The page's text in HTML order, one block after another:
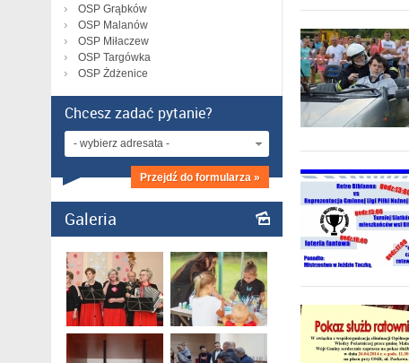
OSP Grąbków
OSP Malanów
OSP Miłaczew
OSP Targówka
OSP Żdżenice
Chcesz zadać pytanie?
- wybierz adresata -
Przejdź do formularza »
Galeria